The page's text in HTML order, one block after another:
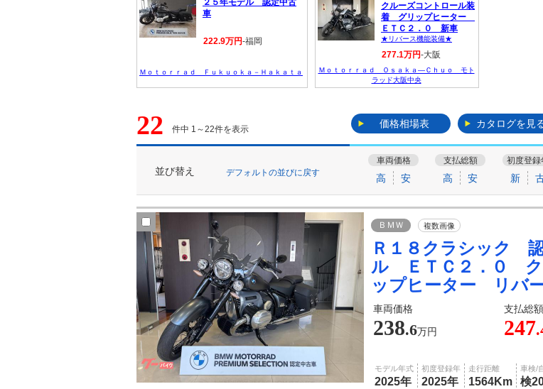
２５年モデル 認定中古
車
222.9万円-福岡
Ｍｏｔｏｒｒａｄ Ｆｕｋｕｏｋａ－Ｈａｋａｔａ
クルーズコントロール装
着 グリップヒーター
ＥＴＣ２．０ 新車
★リバース機能装備★
277.1万円-大阪
Ｍｏｔｏｒｒａｄ Ｏｓａｋａ―Ｃｈｕｏ モト
ラッド大阪中央
22 件中 1～22件を表示 価格相場表 カタログを見
並び替え デフォルトの並びに戻す
車両価格
高 安
支払総額
高 安
初度登録
新
ＢＭＷ 複数画像
Ｒ１８クラシック
ル ＥＴＣ２．０ ク
ップヒーター リバ
車両価格 支払総額
238.6万円 247
モデル年式
2025年
初度登録年
2025年
走行距離
1564Km
車検/
検